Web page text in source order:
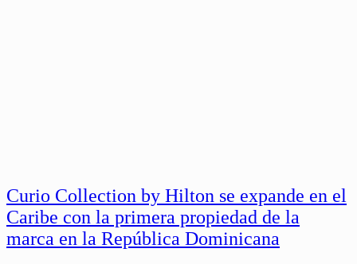
Curio Collection by Hilton se expande en el
Caribe con la primera propiedad de la
marca en la República Dominicana